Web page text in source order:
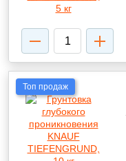
Топ продаж